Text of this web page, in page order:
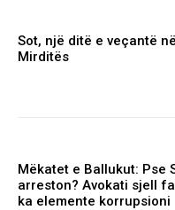
Sot, një ditë e veçantë
Mirditës
Mëkatet e Ballukut: Pse
arreston? Avokati sjell
ka elemente korrupsioni